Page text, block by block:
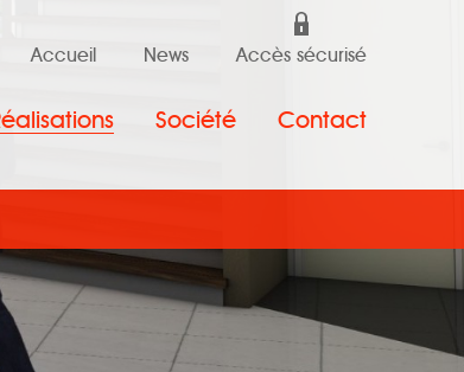
Accueil News Accès sécurisé
Société Contact